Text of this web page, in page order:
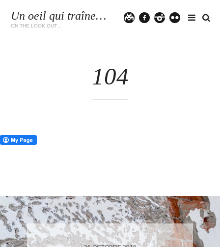
Un oeil qui traîne…
ON THE LOOK OUT…
104